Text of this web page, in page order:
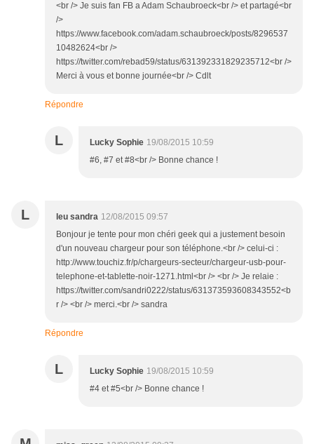
<br /> Je suis fan FB a Adam Schaubroeck<br /> et partagé<br
/>
https://www.facebook.com/adam.schaubroeck/posts/8296537
10482624<br />
https://twitter.com/rebad59/status/631392331829235712<br />
Merci à vous et bonne journée<br /> Cdlt
Répondre
L Lucky Sophie 19/08/2015 10:59
#6, #7 et #8<br /> Bonne chance !
L leu sandra 12/08/2015 09:57
Bonjour je tente pour mon chéri geek qui a justement besoin
d'un nouveau chargeur pour son téléphone.<br /> celui-ci :
http://www.touchiz.fr/p/chargeurs-secteur/chargeur-usb-pour-
telephone-et-tablette-noir-1271.html<br /> <br /> Je relaie :
https://twitter.com/sandri0222/status/631373593608343552<b
r /> <br /> merci.<br /> sandra
Répondre
L Lucky Sophie 19/08/2015 10:59
#4 et #5<br /> Bonne chance !